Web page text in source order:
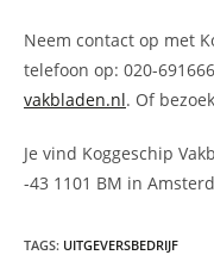
Neem contact op met
telefoon op: 020-
vakbladen.nl. Of
Je vind Koggeschip
-43 1101 BM in
TAGS: UITGEVERSBEDRIJF